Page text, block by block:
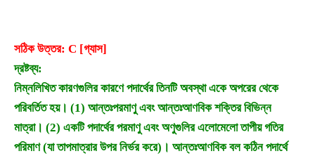
সঠিক উত্তর: C [গ্যাস]
দ্রষ্টব্য:
নিম্নলিখিত কারণগুলির কারণে পদার্থের তিনটি অবস্থা একে অপরের থেকে
পরিবর্তিত হয়। (1) আন্তঃপরমাণু এবং আন্তঃআণবিক শক্তির বিভিন্ন
মাত্রা। (2) একটি পদার্থের পরমাণু এবং অণুগুলির এলোমেলো তাপীয় গতির
পরিমাণ (যা তাপমাত্রার উপর নির্ভর করে)। আন্তঃআণবিক বল কঠিন পদার্থে